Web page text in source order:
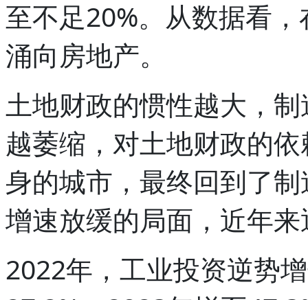
至不足20%。从数据看
涌向房地产。
土地财政的惯性越大，
越萎缩，对土地财政的
身的城市，最终回到了
增速放缓的局面，近年
2022年，工业投资逆势